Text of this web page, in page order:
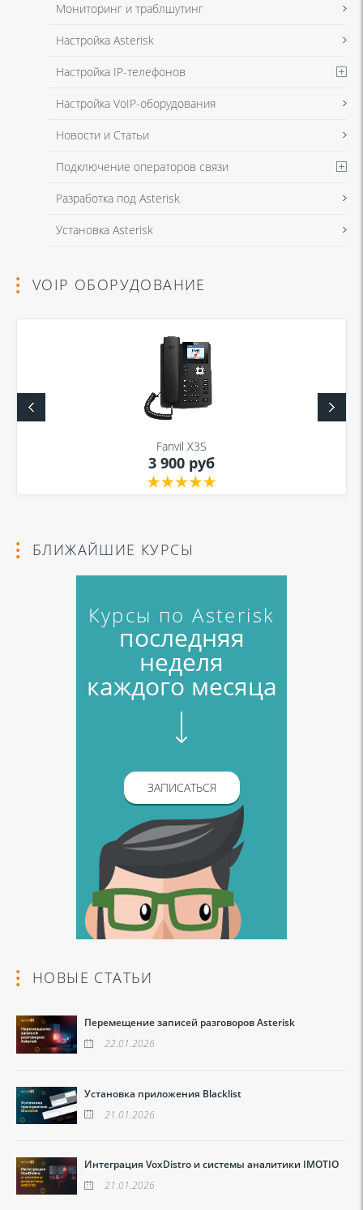
Мониторинг и траблшутинг
Настройка Asterisk
Настройка IP-телефонов
Настройка VoIP-оборудования
Новости и Статьи
Подключение операторов связи
Разработка под Asterisk
Установка Asterisk
VOIP ОБОРУДОВАНИЕ
Fanvil X3S
3 900 руб
БЛИЖАЙШИЕ КУРСЫ
Курсы по Asterisk
последняя
неделя
каждого месяца
ЗАПИСАТЬСЯ
НОВЫЕ СТАТЬИ
Перемещение записей разговоров Asterisk
22.01.2026
Установка приложения Blacklist
21.01.2026
Интеграция VoxDistro и системы аналитики IMOTIO
21.01.2026